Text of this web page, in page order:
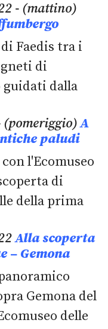
- (mattino)
Faedis tra i
di
guidati dalla
(pomeriggio)A
paludi
l'Ecomuseo
di
della prima
Alla scoperta
– Gemona
Gemona del
delle